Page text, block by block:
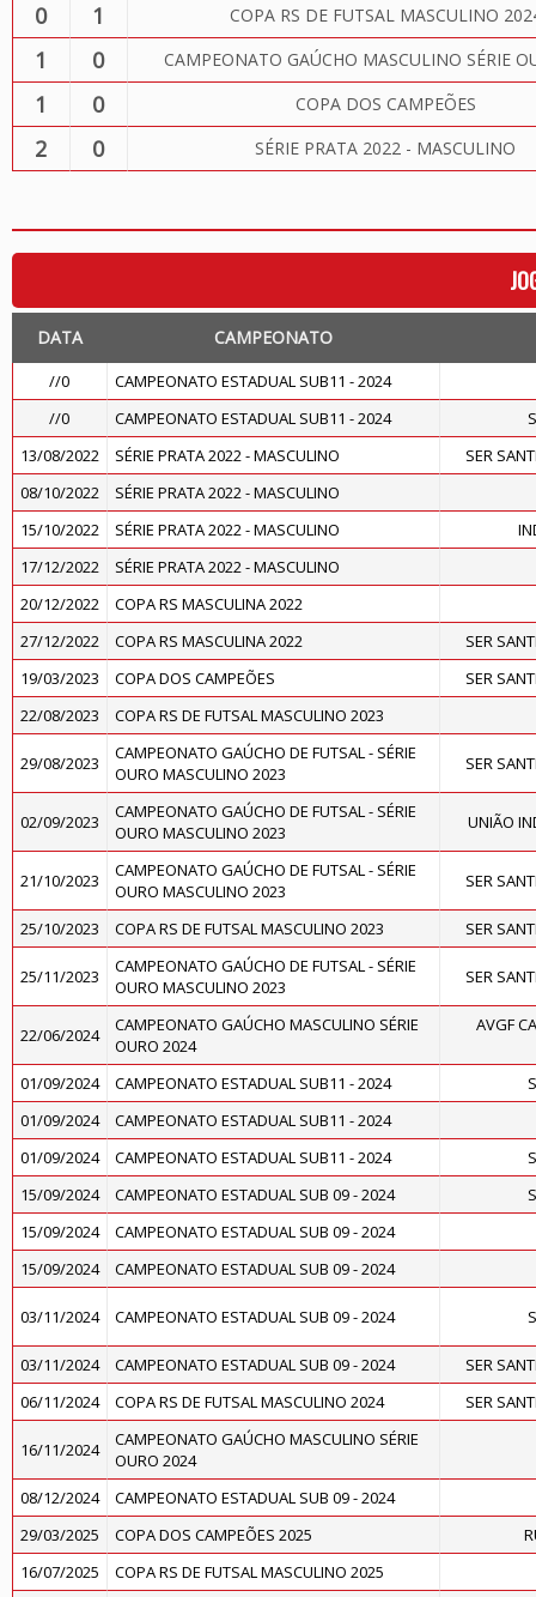
0 1 COPA RS DE FUTSAL MASCULINO
1 0 CAMPEONATO GAÚCHO MASCULINO SÉRIE
1 0 COPA DOS CAMPEÕES
2 0 SÉRIE PRATA 2022 - MASCULINO
DATA CAMPEONATO
//0
CAMPEONATO ESTADUAL SUB11 - 2024
//0
CAMPEONATO ESTADUAL SUB11 - 2024
13/08/2022
SÉRIE PRATA 2022 - MASCULINO
SER
08/10/2022
SÉRIE PRATA 2022 - MASCULINO
15/10/2022
SÉRIE PRATA 2022 - MASCULINO
17/12/2022
SÉRIE PRATA 2022 - MASCULINO
20/12/2022
COPA RS MASCULINA 2022
27/12/2022
COPA RS MASCULINA 2022
SER
19/03/2023
COPA DOS CAMPEÕES
SER
22/08/2023
COPA RS DE FUTSAL MASCULINO 2023
29/08/2023
CAMPEONATO GAÚCHO DE FUTSAL - SÉRIE
OURO MASCULINO 2023
SER
02/09/2023
CAMPEONATO GAÚCHO DE FUTSAL - SÉRIE
OURO MASCULINO 2023
UNIÃO
21/10/2023
CAMPEONATO GAÚCHO DE FUTSAL - SÉRIE
OURO MASCULINO 2023
SER
25/10/2023 COPA RS DE FUTSAL MASCULINO 2023 SER
25/11/2023
CAMPEONATO GAÚCHO DE FUTSAL - SÉRIE
OURO MASCULINO 2023
SER
22/06/2024
CAMPEONATO GAÚCHO MASCULINO SÉRIE
OURO 2024
AVGF
01/09/2024 CAMPEONATO ESTADUAL SUB11 - 2024
01/09/2024
CAMPEONATO ESTADUAL SUB11 - 2024
01/09/2024
CAMPEONATO ESTADUAL SUB11 - 2024
15/09/2024
CAMPEONATO ESTADUAL SUB 09 - 2024
15/09/2024
CAMPEONATO ESTADUAL SUB 09 - 2024
15/09/2024
CAMPEONATO ESTADUAL SUB 09 - 2024
03/11/2024 CAMPEONATO ESTADUAL SUB 09 - 2024
03/11/2024 CAMPEONATO ESTADUAL SUB 09 - 2024
SER
06/11/2024
COPA RS DE FUTSAL MASCULINO 2024 SER
16/11/2024
CAMPEONATO GAÚCHO MASCULINO SÉRIE
OURO 2024
08/12/2024
CAMPEONATO ESTADUAL SUB 09 - 2024
29/03/2025
COPA DOS CAMPEÕES 2025
16/07/2025
COPA RS DE FUTSAL MASCULINO 2025